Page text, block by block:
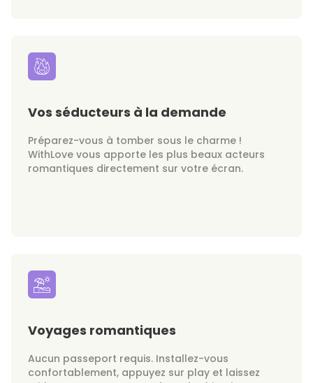
Vos séducteurs à la demande
Préparez-vous à tomber sous le charme !
WithLove vous apporte les plus beaux acteurs
romantiques directement sur votre écran.
Voyages romantiques
Aucun passeport requis. Installez-vous
confortablement, appuyez sur play et laissez